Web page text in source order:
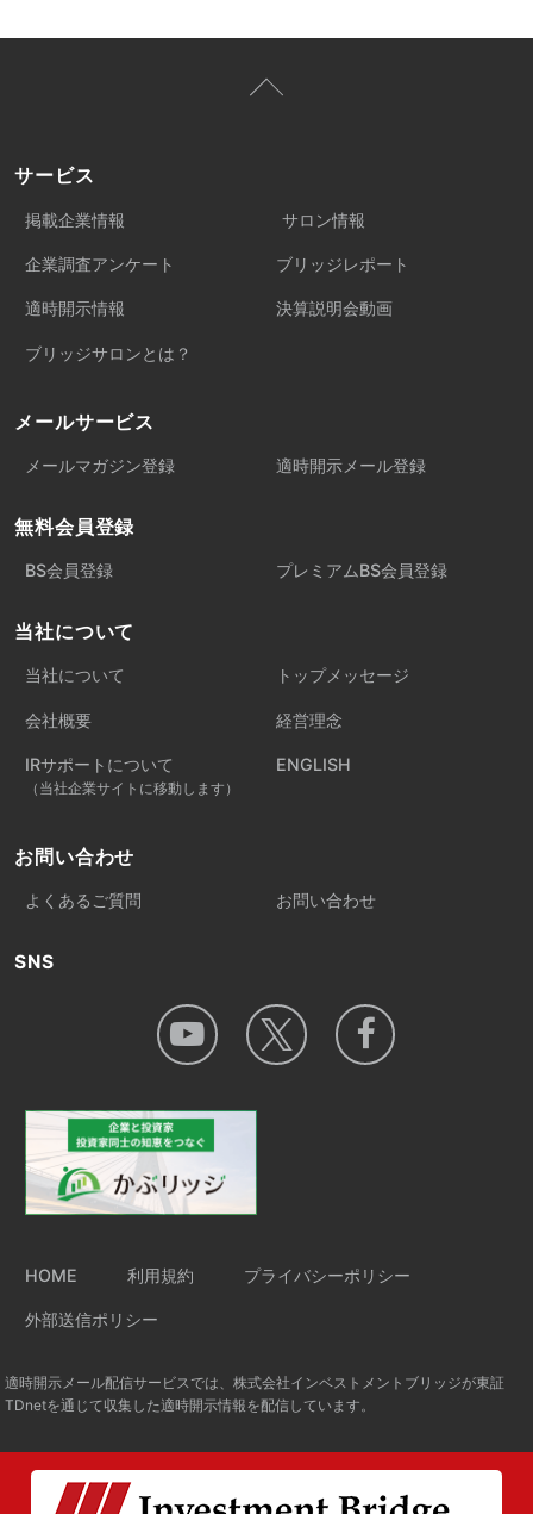
サービス
掲載企業情報 サロン情報
企業調査アンケート ブリッジレポート
適時開示情報 決算説明会動画
ブリッジサロンとは？
メールサービス
メールマガジン登録 適時開示メール登録
無料会員登録
BS会員登録 プレミアムBS会員登録
当社について
当社について トップメッセージ
会社概要 経営理念
IRサポートについて
（当社企業サイトに移動します）
ENGLISH
お問い合わせ
よくあるご質問 お問い合わせ
SNS
HOME 利用規約 プライバシーポリシー
外部送信ポリシー
適時開示メール配信サービスでは、株式会社インベストメントブリッジが東証
TDnetを通じて収集した適時開示情報を配信しています。